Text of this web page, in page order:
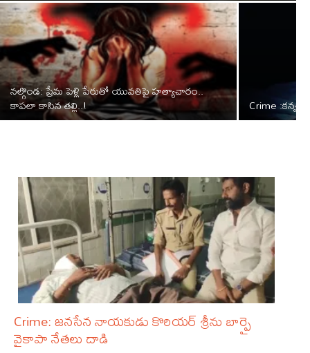
నల్గొండ: ప్రేమ పెళ్లి పేరుతో యువతిపై హత్యాచారం..
కాపలా కాసిన తల్లి..! Crime :కన్న
Crime: జనసేన నాయకుడు కొరియర్ శ్రీను బార్పై
వైకాపా నేతలు దాడి